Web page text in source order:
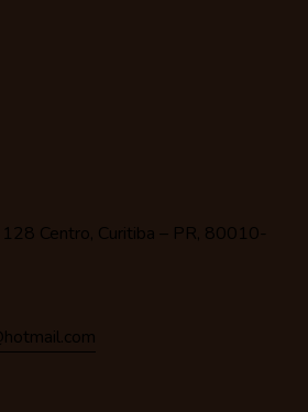
128 Centro, Curitiba – PR, 80010-